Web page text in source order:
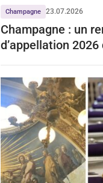
Champagne 23.07.2026
Champagne : un
d’appellation 2026